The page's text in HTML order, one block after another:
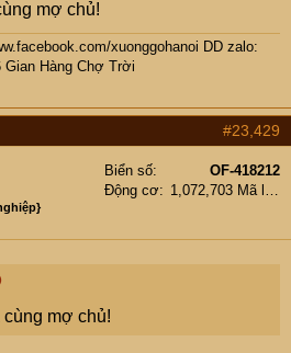
mợ chủ!
xuonggohanoi DD zalo:
Gian Hàng Chợ Trời
#23,429
Biển số
OF-418212
Động cơ
1,072,703 Mã lực
mợ chủ!